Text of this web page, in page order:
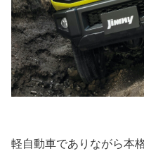
軽自動車でありながら本